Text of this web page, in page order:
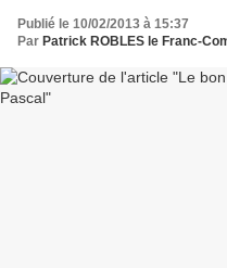
Publié le 10/02/2013 à 15:37
Par Patrick ROBLES le Franc-